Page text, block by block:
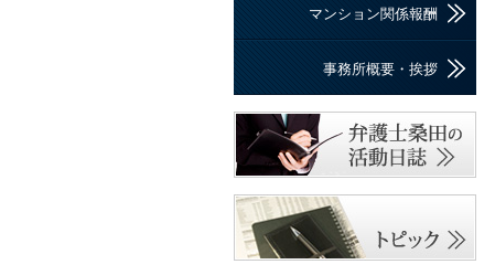
マンション関係報酬
事務所概要・挨拶